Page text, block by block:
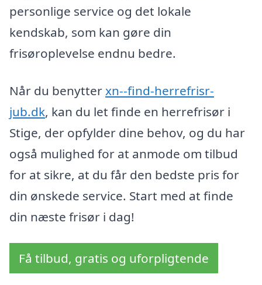
personlige service og det lokale
kendskab, som kan gøre din
frisøroplevelse endnu bedre.
Når du benytterxn--find-herrefrisr-
jub.dk, kan du let finde en herrefrisør i
Stige, der opfylder dine behov, og du har
også mulighed for at anmode om tilbud
for at sikre, at du får den bedste pris for
din ønskede service. Start med at finde
din næste frisør i dag!
Få tilbud, gratis og uforpligtende